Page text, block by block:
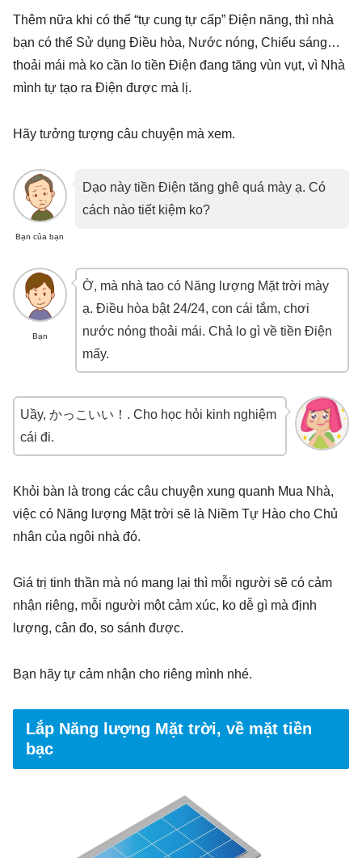
Thêm nữa khi có thể “tự cung tự cấp” Điện năng, thì nhà
bạn có thể Sử dụng Điều hòa, Nước nóng, Chiếu sáng…
thoải mái mà ko cần lo tiền Điện đang tăng vùn vụt, vì Nhà
mình tự tạo ra Điện được mà lị.
Hãy tưởng tượng câu chuyện mà xem.
Bạn của bạn
Dạo này tiền Điện tăng ghê quá mày ạ. Có
cách nào tiết kiệm ko?
Bạn
Ờ, mà nhà tao có Năng lượng Mặt trời mày
ạ. Điều hòa bật 24/24, con cái tắm, chơi
nước nóng thoải mái. Chả lo gì về tiền Điện
mấy.
Uầy, かっこいい！. Cho học hỏi kinh nghiệm
cái đi.
Khỏi bàn là trong các câu chuyện xung quanh Mua Nhà,
việc có Năng lượng Mặt trời sẽ là Niềm Tự Hào cho Chủ
nhân của ngôi nhà đó.
Giá trị tinh thần mà nó mang lại thì mỗi người sẽ có cảm
nhận riêng, mỗi người một cảm xúc, ko dễ gì mà định
lượng, cân đo, so sánh được.
Bạn hãy tự cảm nhận cho riêng mình nhé.
Lắp Năng lượng Mặt trời, về mặt tiền
bạc